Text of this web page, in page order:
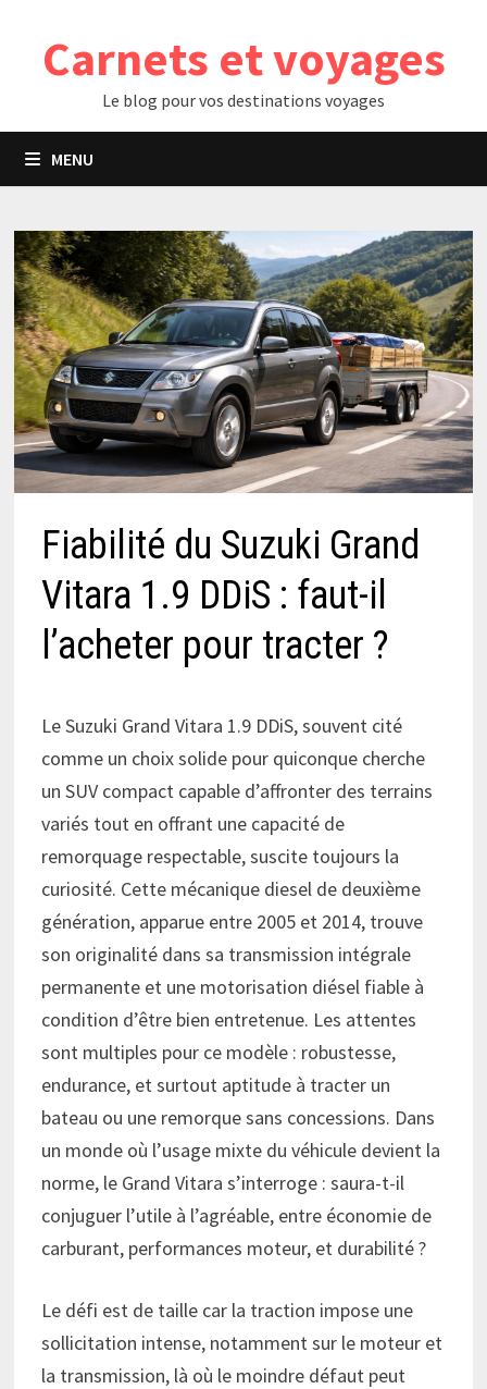
contenuCarnets et voyages
Le blog pour vos destinations voyages
MENU
Fiabilité du Suzuki Grand
Vitara 1.9 DDiS : faut-il
l’acheter pour tracter ?
Le Suzuki Grand Vitara 1.9 DDiS, souvent cité
comme un choix solide pour quiconque cherche
un SUV compact capable d’affronter des terrains
variés tout en offrant une capacité de
remorquage respectable, suscite toujours la
curiosité. Cette mécanique diesel de deuxième
génération, apparue entre 2005 et 2014, trouve
son originalité dans sa transmission intégrale
permanente et une motorisation diésel fiable à
condition d’être bien entretenue. Les attentes
sont multiples pour ce modèle : robustesse,
endurance, et surtout aptitude à tracter un
bateau ou une remorque sans concessions. Dans
un monde où l’usage mixte du véhicule devient la
norme, le Grand Vitara s’interroge : saura-t-il
conjuguer l’utile à l’agréable, entre économie de
carburant, performances moteur, et durabilité ?
Le défi est de taille car la traction impose une
sollicitation intense, notamment sur le moteur et
la transmission, là où le moindre défaut peut